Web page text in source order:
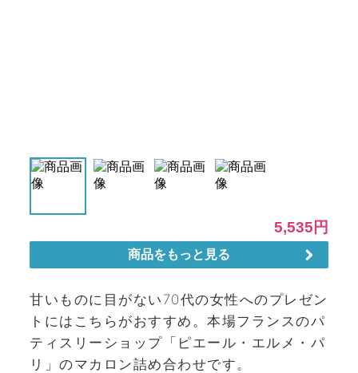
甘いものに目がない70代の女性へのプレゼン
トにはこちらがおすすめ。本場フランスのパ
ティスリーショップ「ピエール・エルメ・パ
リ」のマカロン詰め合わせです。